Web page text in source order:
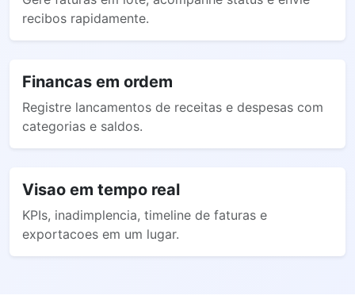
recibos rapidamente.
Financas em ordem
Registre lancamentos de receitas e despesas com
categorias e saldos.
Visao em tempo real
KPIs, inadimplencia, timeline de faturas e
exportacoes em um lugar.